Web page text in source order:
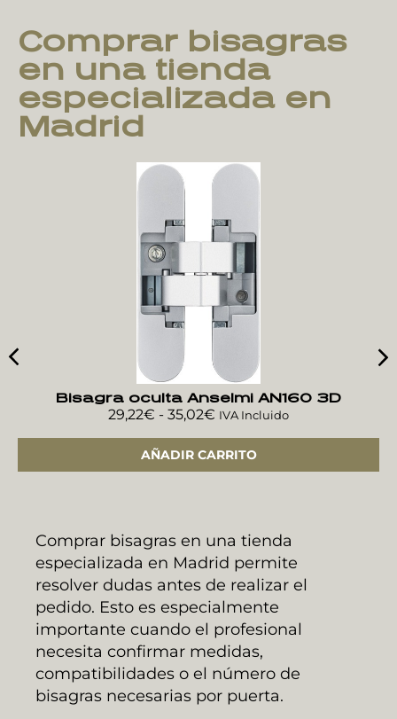
Comprar bisagras
en una tienda
especializada en
Madrid
Bisagra oculta Anselmi AN160 3D
29,22€ - 35,02€ IVA Incluido
AÑADIR CARRITO
Comprar bisagras en una tienda
especializada en Madrid permite
resolver dudas antes de realizar el
pedido. Esto es especialmente
importante cuando el profesional
necesita confirmar medidas,
compatibilidades o el número de
bisagras necesarias por puerta.